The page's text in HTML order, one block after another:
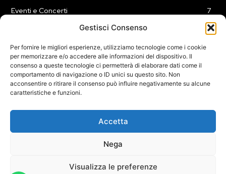
Gestisci Consenso
Per fornire le migliori esperienze, utilizziamo tecnologie come i cookie
per memorizzare e/o accedere alle informazioni del dispositivo. Il
consenso a queste tecnologie ci permetterà di elaborare dati come il
comportamento di navigazione o ID unici su questo sito. Non
acconsentire o ritirare il consenso può influire negativamente su alcune
caratteristiche e funzioni.
Accetta
Nega
Visualizza le preferenze
Eventi e Concerti
7
3
COOKIE POLICY (UE)
Sede legale in Via Alessio Baldovinetti 13 - 00142 - Roma - P.Iva: